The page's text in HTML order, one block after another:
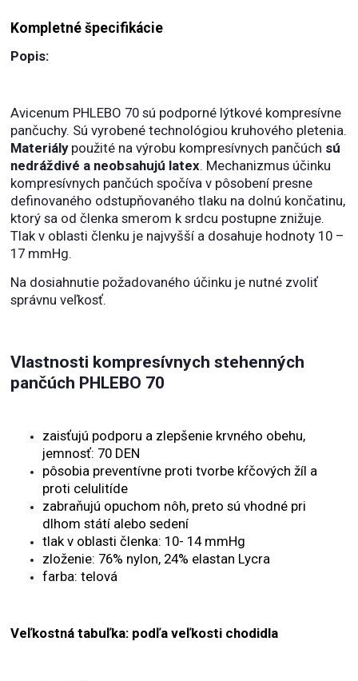
Kompletné špecifikácie
Popis:
Avicenum PHLEBO 70 sú podporné lýtkové kompresívne
pančuchy. Sú vyrobené technológiou kruhového pletenia.
Materiálypoužité na výrobu kompresívnych pančúch sú
nedráždivé a neobsahujú latex. Mechanizmus účinku
kompresívnych pančúch spočíva v pôsobení presne
definovaného odstupňovaného tlaku na dolnú končatinu,
ktorý sa od členka smerom k srdcu postupne znižuje.
Tlak v oblasti členku je najvyšší a dosahuje hodnoty 10 –
17 mmHg.
Na dosiahnutie požadovaného účinku je nutné zvoliť
správnu veľkosť.
Vlastnosti kompresívnych stehenných
pančúch PHLEBO 70
zaisťujú podporu a zlepšenie krvného obehu,
jemnosť: 70 DEN
pôsobia preventívne proti tvorbe kŕčových žíl a
proti celulitíde
zabraňujú opuchom nôh, preto sú vhodné pri
dlhom státí alebo sedení
tlak v oblasti členka: 10- 14 mmHg
zloženie: 76% nylon, 24% elastan Lycra
farba: telová
Veľkostná tabuľka: podľa veľkosti chodidla